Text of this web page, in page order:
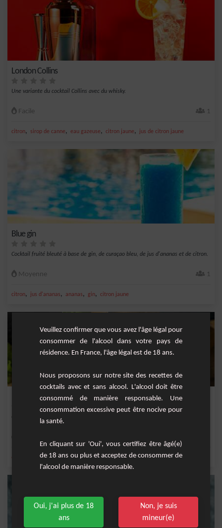
London Collins
Une variante du cocktail Collins avec du whisky.
Facile 1
citron, sirop de canne, eau gazeuse, citron jaune, jus de citron jaune
Blue gin
Cocktail fruité bleuté à base de gin, de curaçao bleu, de jus d'ananas et de citron.
Moyenne 1
citron, jus d'ananas, ananas, gin, citron jaune
Pêche bourbon
Cocktail fruité à base de bourbon, de pêche, d'abricot et de liqueur d'amaretto.
citron citron jaune,jus de citron jaune,liqueur d'abricot,bourbon
Veuillez confirmer que vous avez l'âge légal pour
consommer de l'alcool dans votre pays de
résidence. En France, l'âge légal est de 18 ans.
Nous proposons sur notre site des recettes de
cocktails avec et sans alcool. L'alcool doit être
consommé de manière responsable. Une
consommation excessive peut être nocive pour
la santé.
En cliquant sur 'Oui', vous certifiez être âgé(e)
de 18 ans ou plus et acceptez de consommer de
l'alcool de manière responsable.
Oui, j'ai plus de 18
ans
Non, je suis
mineur(e)